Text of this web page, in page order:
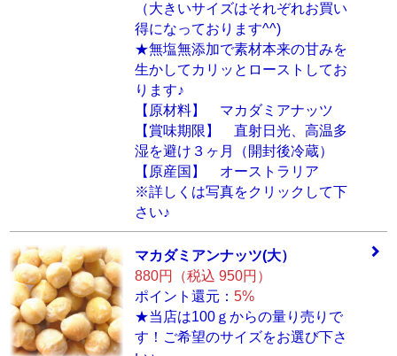
（大きいサイズはそれぞれお買い
得になっております^^)
★無塩無添加で素材本来の甘みを
生かしてカリッとローストしてお
ります♪
【原材料】 マカダミアナッツ
【賞味期限】 直射日光、高温多
湿を避け３ヶ月（開封後冷蔵）
【原産国】 オーストラリア
※詳しくは写真をクリックして下
さい♪
マカダミアンナッツ(大）
880円（税込 950円）
ポイント還元： 5%
★当店は100ｇからの量り売りで
す！ご希望のサイズをお選び下さ